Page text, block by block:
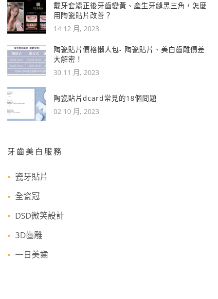
戴牙套矯正後牙齒變黃、產生牙縫黑三角，怎麼
用陶瓷貼片改善？
14 12 月, 2023
陶瓷貼片價格懶人包- 陶瓷貼片、美白齒雕價差
大解密！
30 11 月, 2023
陶瓷貼片dcard常見的18個問題
02 10 月, 2023
牙齒美白服務
瓷牙貼片
全瓷冠
DSD微笑設計
3D齒雕
一日美齒